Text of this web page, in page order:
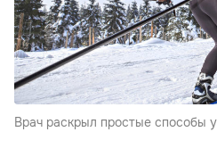
Врач раскрыл простые способы